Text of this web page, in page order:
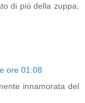
di più della zuppa,
ore 01:08
innamorata del